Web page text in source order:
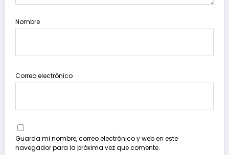
Nombre
Correo electrónico
Guarda mi nombre, correo electrónico y web en este
navegador para la próxima vez que comente.